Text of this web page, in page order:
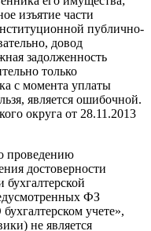
изъятие части
публично-
довод
задолженность
только
с момента уплаты
является ошибочной.
округаот 28.11.2013
проведению
достоверности
бухгалтерской
ФЗ
учете»,
не является